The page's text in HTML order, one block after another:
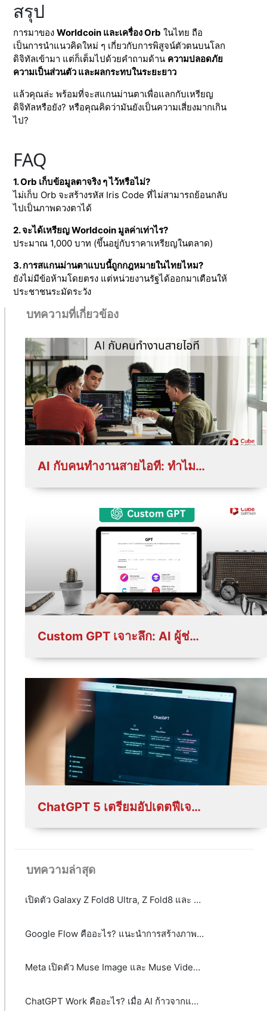
สรุป
การมาของWorldcoin และเครื่อง Orb ในไทย ถือ
เป็นการนำแนวคิดใหม่ ๆ เกี่ยวกับการพิสูจน์ตัวตนบนโลก
ดิจิทัลเข้ามา แต่ก็เต็มไปด้วยคำถามด้าน ความปลอดภัย
ความเป็นส่วนตัว และผลกระทบในระยะยาว
แล้วคุณล่ะ พร้อมที่จะสแกนม่านตาเพื่อแลกกับเหรียญ
ดิจิทัลหรือยัง? หรือคุณคิดว่ามันยังเป็นความเสี่ยงมากเกิน
ไป?
FAQ
1. Orb เก็บข้อมูลตาจริง ๆ ไว้หรือไม่?
ไม่เก็บ Orb จะสร้างรหัส Iris Code ที่ไม่สามารถย้อนกลับ
ไปเป็นภาพดวงตาได้
2. จะได้เหรียญ Worldcoin มูลค่าเท่าไร?
ประมาณ 1,000 บาท (ขึ้นอยู่กับราคาเหรียญในตลาด)
3. การสแกนม่านตาแบบนี้ถูกกฎหมายในไทยไหม?
ยังไม่มีข้อห้ามโดยตรง แต่หน่วยงานรัฐได้ออกมาเตือนให้
ประชาชนระมัดระวัง
บทความที่เกี่ยวข้อง
AI กับคนทำงานสายไอที: ทำไมต้องใช้ AI ให้เป็นในตลาดแรงงานยุคใหม่?
Custom GPT เจาะลึก: AI ผู้ช่วยเฉพาะทางที่ปรับได้เอง
ChatGPT 5 เตรียมอัปเดตฟีเจอร์ล้ำ มีอะไรใหม่ ๆ บ้างที่ควรรู้?
บทความล่าสุด
เปิดตัว Galaxy Z Fold8 Ultra, Z Fold8 และ Z Flip8: เมื่อสมาร์ตโฟนจอพับไม่ได้มีคำตอบเพียงรูปแบบเดียว
Google Flow คืออะไร? แนะนำการสร้างภาพและวิดีโอ AI ระดับมืออาชีพได้จากข้อความ
Meta เปิดตัว Muse Image และ Muse Video พลิกโฉม AI สร้างภาพและวิดีโอด้วย Agentic AI
ChatGPT Work คืออะไร? เมื่อ AI ก้าวจากแชตบอตสู่เพื่อนร่วมงาน